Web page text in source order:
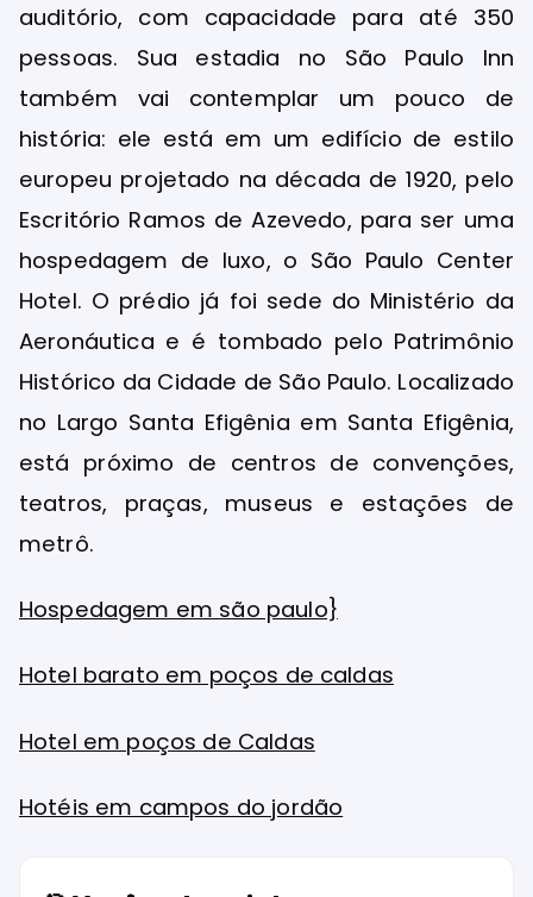
auditório, com capacidade para até 350
pessoas. Sua estadia no São Paulo Inn
também vai contemplar um pouco de
história: ele está em um edifício de estilo
europeu projetado na década de 1920, pelo
Escritório Ramos de Azevedo, para ser uma
hospedagem de luxo, o São Paulo Center
Hotel. O prédio já foi sede do Ministério da
Aeronáutica e é tombado pelo Patrimônio
Histórico da Cidade de São Paulo. Localizado
no Largo Santa Efigênia em Santa Efigênia,
está próximo de centros de convenções,
teatros, praças, museus e estações de
metrô.
Hospedagem em são paulo}
Hotel barato em poços de caldas
Hotel em poços de Caldas
Hotéis em campos do jordão